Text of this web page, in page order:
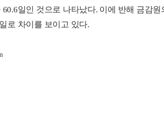
60.6일인 것으로 나타났다. 이에 반해 금감
일로 차이를 보이고 있다.